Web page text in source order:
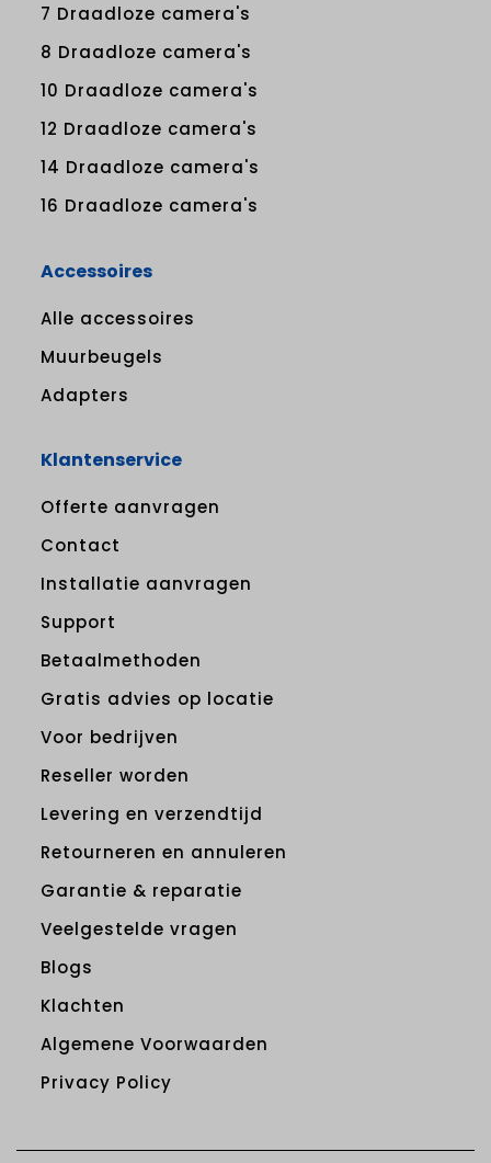
7 Draadloze camera's
8 Draadloze camera's
10 Draadloze camera's
12 Draadloze camera's
14 Draadloze camera's
16 Draadloze camera's
Accessoires
Alle accessoires
Muurbeugels
Adapters
Klantenservice
Offerte aanvragen
Contact
Installatie aanvragen
Support
Betaalmethoden
Gratis advies op locatie
Voor bedrijven
Reseller worden
Levering en verzendtijd
Retourneren en annuleren
Garantie & reparatie
Veelgestelde vragen
Blogs
Klachten
Algemene Voorwaarden
Privacy Policy